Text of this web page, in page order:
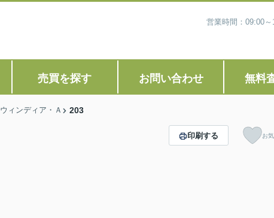
営業時間：09:00
売買を探す お問い合わせ 無料
ウィンディア・Ａ 203
印刷する お